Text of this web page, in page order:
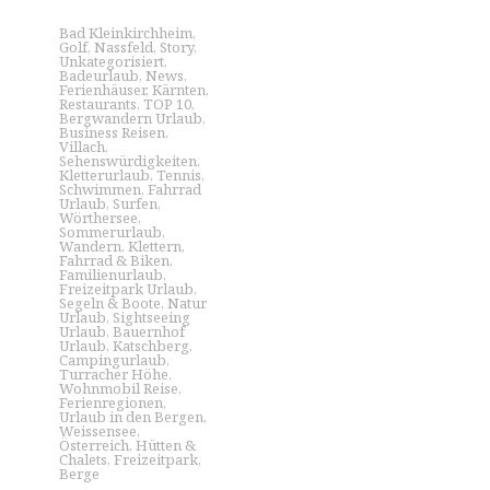
Bad Kleinkirchheim,
Golf, Nassfeld, Story,
Unkategorisiert,
Badeurlaub, News,
Ferienhäuser, Kärnten,
Restaurants, TOP 10,
Bergwandern Urlaub,
Business Reisen,
Villach,
Sehenswürdigkeiten,
Kletterurlaub,Tennis,
Schwimmen, Fahrrad
Urlaub, Surfen,
Wörthersee,
Sommerurlaub,
Wandern, Klettern,
Fahrrad & Biken,
Familienurlaub,
Freizeitpark Urlaub,
Segeln & Boote, Natur
Urlaub, Sightseeing
Urlaub, Bauernhof
Urlaub, Katschberg,
Campingurlaub,
Turracher Höhe,
Wohnmobil Reise,
Ferienregionen,
Urlaub in den Bergen,
Weissensee,
Österreich, Hütten &
Chalets, Freizeitpark,
Berge